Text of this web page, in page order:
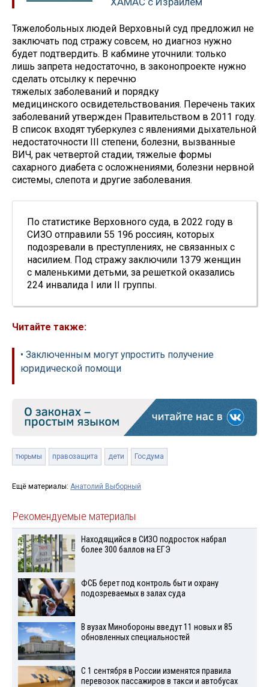
Тяжелобольных людей Верховный суд предложил не
заключать под стражу совсем, но диагноз нужно
будет подтвердить. В кабмине уточнили: только
лишь запрета недостаточно, в законопроекте нужно
сделать отсылку к перечню
тяжелых заболеваний и порядку
медицинского освидетельствования. Перечень таких
заболеваний утвержден Правительством в 2011 году.
В список входят туберкулез с явлениями дыхательной
недостаточности III степени, болезни, вызванные
ВИЧ, рак четвертой стадии, тяжелые формы
сахарного диабета с осложнениями, болезни нервной
системы, слепота и другие заболевания.
По статистике Верховного суда, в 2022 году в
СИЗО отправили 55 196 россиян, которых
подозревали в преступлениях, не связанных с
насилием. Под стражу заключили 1379 женщин
с маленькими детьми, за решеткой оказались
224 инвалида I или II группы.
Читайте также:
• Заключенным могут упростить получение
юридической помощи
тюрьмы правозащита дети Госдума
Ещё материалы: Анатолий Выборный
Рекомендуемые материалы
Находящийся в СИЗО подросток набрал
более 300 баллов на ЕГЭ
ФСБ берет под контроль быт и охрану
подозреваемых в залах суда
В вузах Минобороны введут 11 новых и 85
обновленных специальностей
С 1 сентября в России изменятся правила
перевозок пассажиров в такси и автобусах